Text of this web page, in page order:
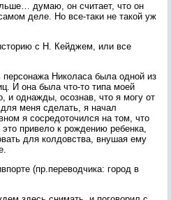
думаю, он считает, что он
деле. Но все-таки не такой уж
с Н. Кейджем, или все
Николаса была одной из
И она была что-то типа моей
и однажды, осознав, что я могу от
меня сделать, я начал
я сосредоточился на том, что
привело к рождению ребенка,
для колдовства, внушая ему
(пр.переводчика: город в